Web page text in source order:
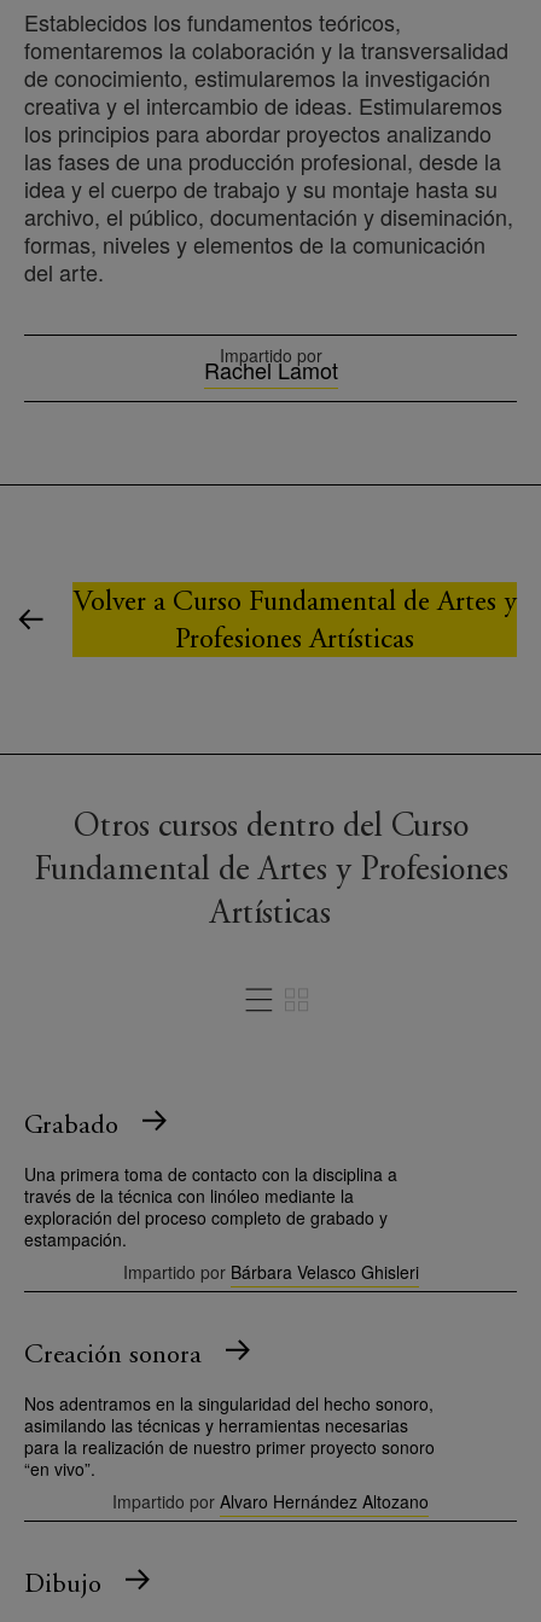
Establecidos los fundamentos teóricos,
fomentaremos la colaboración y la transversalidad
de conocimiento, estimularemos la investigación
creativa y el intercambio de ideas. Estimularemos
los principios para abordar proyectos analizando
las fases de una producción profesional, desde la
idea y el cuerpo de trabajo y su montaje hasta su
archivo, el público, documentación y diseminación,
formas, niveles y elementos de la comunicación
del arte.
Impartido por
Rachel Lamot
Volver a Curso Fundamental de Artes y
Profesiones Artísticas
Otros cursos dentro del Curso
Fundamental de Artes y Profesiones
Artísticas
Grabado
Una primera toma de contacto con la disciplina a
través de la técnica con linóleo mediante la
exploración del proceso completo de grabado y
estampación.
Impartido por Bárbara Velasco Ghisleri
Creación sonora
Nos adentramos en la singularidad del hecho sonoro,
asimilando las técnicas y herramientas necesarias
para la realización de nuestro primer proyecto sonoro
“en vivo”.
Impartido por Alvaro Hernández Altozano
Dibujo